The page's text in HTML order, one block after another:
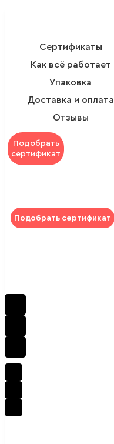
Сертификаты
Как всё работает
Упаковка
Доставка и оплата
Отзывы
Подобрать
сертификат
Подобрать сертификат